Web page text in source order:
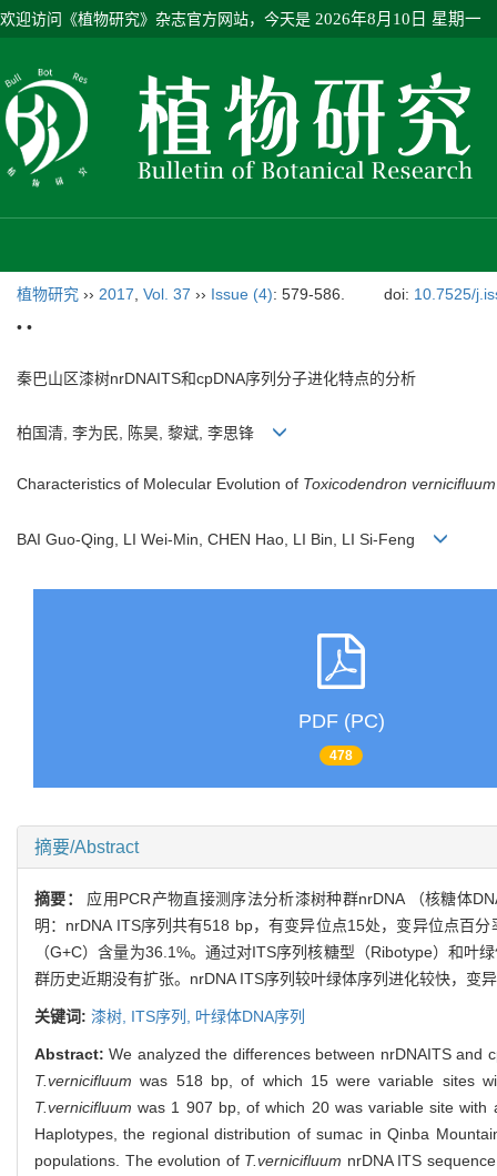
欢迎访问《植物研究》杂志官方网站，今天是 2026年8月10日 星期一
植物研究 ›› 2017 Vol. 37 ›› Issue (4): 579-586. doi: 10.7525/
• •
秦巴山区漆树nrDNAITS和cpDNA序列分子进化特点的分析
柏国清, 李为民, 陈昊, 黎斌, 李思锋
Characteristics of Molecular Evolution of Toxicodendron vernicifluum
BAI Guo-Qing, LI Wei-Min, CHEN Hao, LI Bin, LI Si-Feng
PDF (PC)
478
摘要/Abstract
摘要： 应用PCR产物直接测序法分析漆树种群nrDNA （核糖体
明：nrDNA ITS序列共有518 bp，有变异位点15处，变异位点百
（G+C）含量为36.1%。通过对ITS序列核糖型（Ribotype）和
群历史近期没有扩张。nrDNA ITS序列较叶绿体序列进化较快，变
关键词: 漆树, ITS序列, 叶绿体DNA序列
Abstract:We analyzed the differences between nrDNAITS and
T.vernicifluum was 518 bp, of which 15 were variable sites
T.vernicifluum was 1 907 bp, of which 20 was variable site with
Haplotypes, the regional distribution of sumac in Qinba
populations. The evolution of T.vernicifluum nrDNA ITS